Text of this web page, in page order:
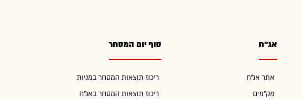
אג"ח
אתר אג"ח
מק"מים
סוף יום המסחר
ריכוז תוצאות המסחר במניות
ריכוז תוצאות המסחר באג"ח